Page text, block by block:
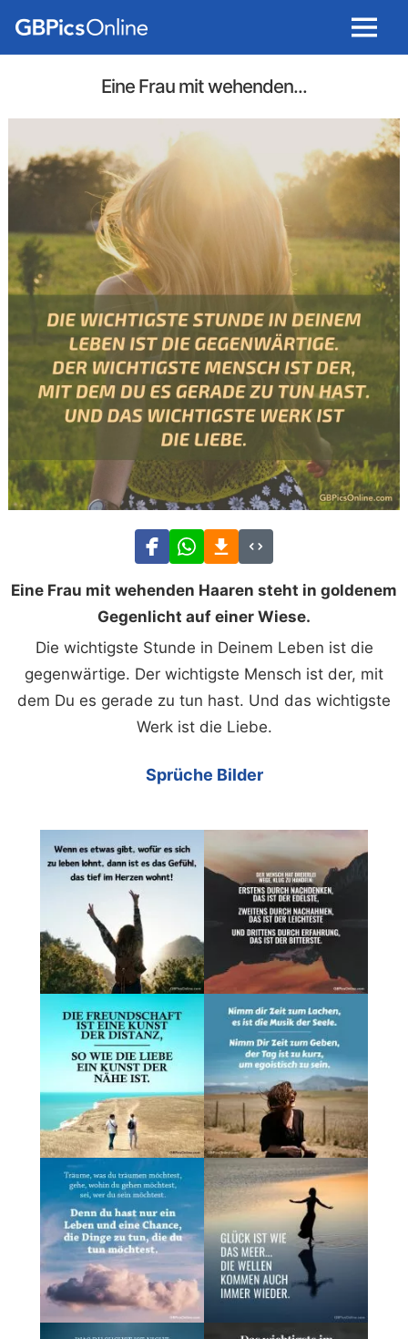
Menu
Eine Frau mit wehenden...
Eine Frau mit wehenden Haaren steht in goldenem
Gegenlicht auf einer Wiese.
Die wichtigste Stunde in Deinem Leben ist die
gegenwärtige. Der wichtigste Mensch ist der, mit
dem Du es gerade zu tun hast. Und das wichtigste
Werk ist die Liebe.
Sprüche Bilder